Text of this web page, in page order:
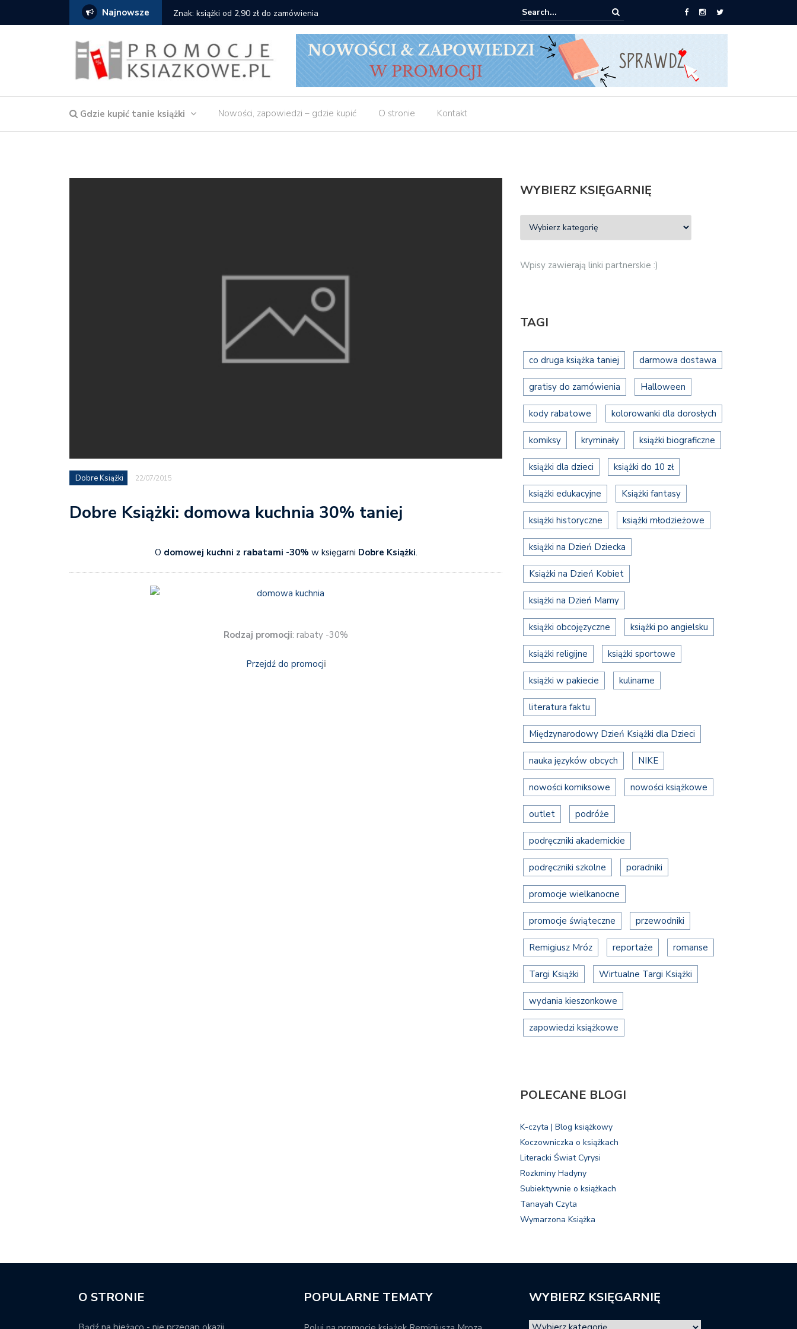
Najnowsze Znak: książki od 2,90 zł do zamówienia Matras: 10 książek za 69 zł
Gdzie kupić tanie książki Nowości, zapowiedzi – gdzie kupić O stronie Kontakt
Dobre Książki 22/07/2015
Dobre Książki: domowa kuchnia 30% taniej
O domowej kuchni z rabatami -30% w księgarni Dobre Książki.
Rodzaj promocji: rabaty -30%
Przejdź do promocji
WYBIERZ KSIĘGARNIĘ
Wpisy zawierają linki partnerskie :)
TAGI
co druga książka taniej darmowa dostawa
gratisy do zamówienia Halloween
kody rabatowe kolorowanki dla dorosłych
komiksy kryminały książki biograficzne
książki dla dzieci książki do 10 zł
książki edukacyjne Książki fantasy
książki historyczne książki młodzieżowe
książki na Dzień Dziecka
Książki na Dzień Kobiet
książki na Dzień Mamy
książki obcojęzyczne książki po angielsku
książki religijne książki sportowe
książki w pakiecie kulinarne
literatura faktu
Międzynarodowy Dzień Książki dla Dzieci
nauka języków obcych NIKE
nowości komiksowe nowości książkowe
outlet podróże
podręczniki akademickie
podręczniki szkolne poradniki
promocje wielkanocne
promocje świąteczne przewodniki
Remigiusz Mróz reportaże romanse
Targi Książki Wirtualne Targi Książki
wydania kieszonkowe
zapowiedzi książkowe
POLECANE BLOGI
K-czyta | Blog książkowy
Koczowniczka o książkach
Literacki Świat Cyrysi
Rozkminy Hadyny
Subiektywnie o książkach
Tanayah Czyta
Wymarzona Książka
O STRONIE POPULARNE TEMATY WYBIERZ KSIĘGARNIĘ